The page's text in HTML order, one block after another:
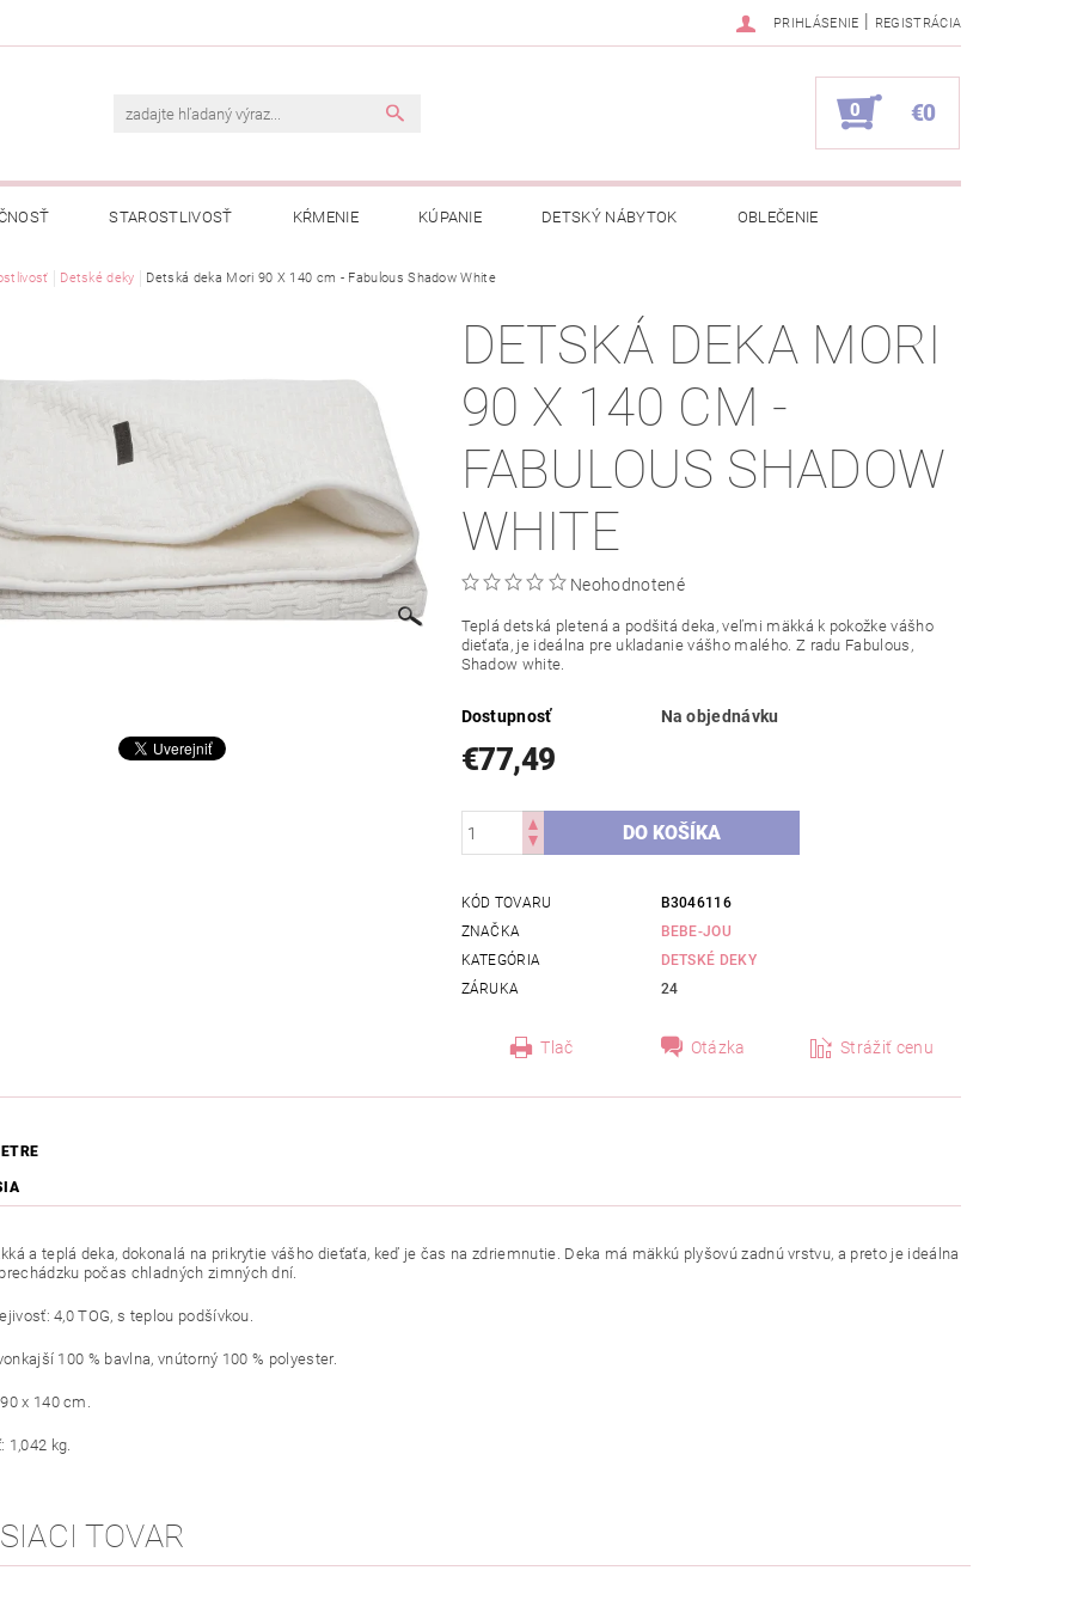
PRIHLÁSENIE | REGISTRÁCIA
0 €0
STAROSTLIVOSŤ KŔMENIE KÚPANIE DETSKÝ NÁBYTOK OBLEČENIE
OBCHODNÉ PODMIENKY OCHRANA OSOBNÝCH ÚDAJOV
Detské deky Detská deka Mori 90 X 140 cm - Fabulous Shadow White
DETSKÁ DEKA MORI
90 X 140 CM -
FABULOUS SHADOW
WHITE
Neohodnotené
Teplá detská pletená a podšitá deka, veľmi mäkká k pokožke vášho
dieťaťa, je ideálna pre ukladanie vášho malého. Z radu Fabulous,
Shadow white.
Dostupnosť Na objednávku
€77,49
KÓD TOVARU
B3046116
ZNAČKA
BEBE-JOU
KATEGÓRIA
DETSKÉ DEKY
ZÁRUKA
24
Tlač Otázka Strážiť cenu
a teplá deka, dokonalá na prikrytie vášho dieťaťa, keď je čas na zdriemnutie. Deka má mäkkú plyšovú zadnú vrstvu, a preto je ideálna
počas chladných zimných dní.
4,0 TOG, s teplou podšívkou.
100 % bavlna, vnútorný 100 % polyester.
x 140 cm.
1,042 kg.
TOVAR